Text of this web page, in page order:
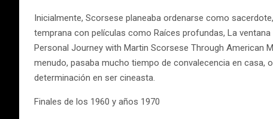
Inicialmente, Scorsese planeaba ordenarse como
temprana con películas como Raíces profundas, La
Personal Journey with Martin Scorsese Through American
menudo, pasaba mucho tiempo de convalecencia en casa,
determinación en ser cineasta.
Finales de los 1960 y años 1970